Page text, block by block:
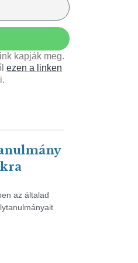
kapják meg.
ezen a linken
az általad